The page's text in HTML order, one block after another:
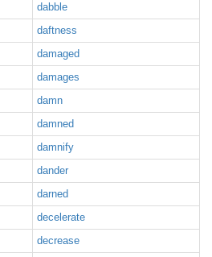
dabble
daftness
damaged
damages
damn
damned
damnify
dander
darned
decelerate
decrease